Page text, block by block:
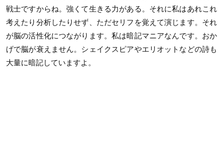
戦士ですからね。強くて生きる力がある。それに私はあれこれ
考えたり分析したりせず、ただセリフを覚えて演じます。それ
が脳の活性化につながります。私は暗記マニアなんです。おか
げで脳が衰えません。シェイクスピアやエリオットなどの詩も
大量に暗記していますよ。